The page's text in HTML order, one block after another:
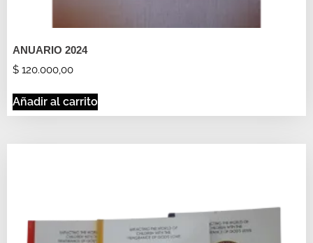
ANUARIO 2024
$ 120.000,00
Añadir al carrito